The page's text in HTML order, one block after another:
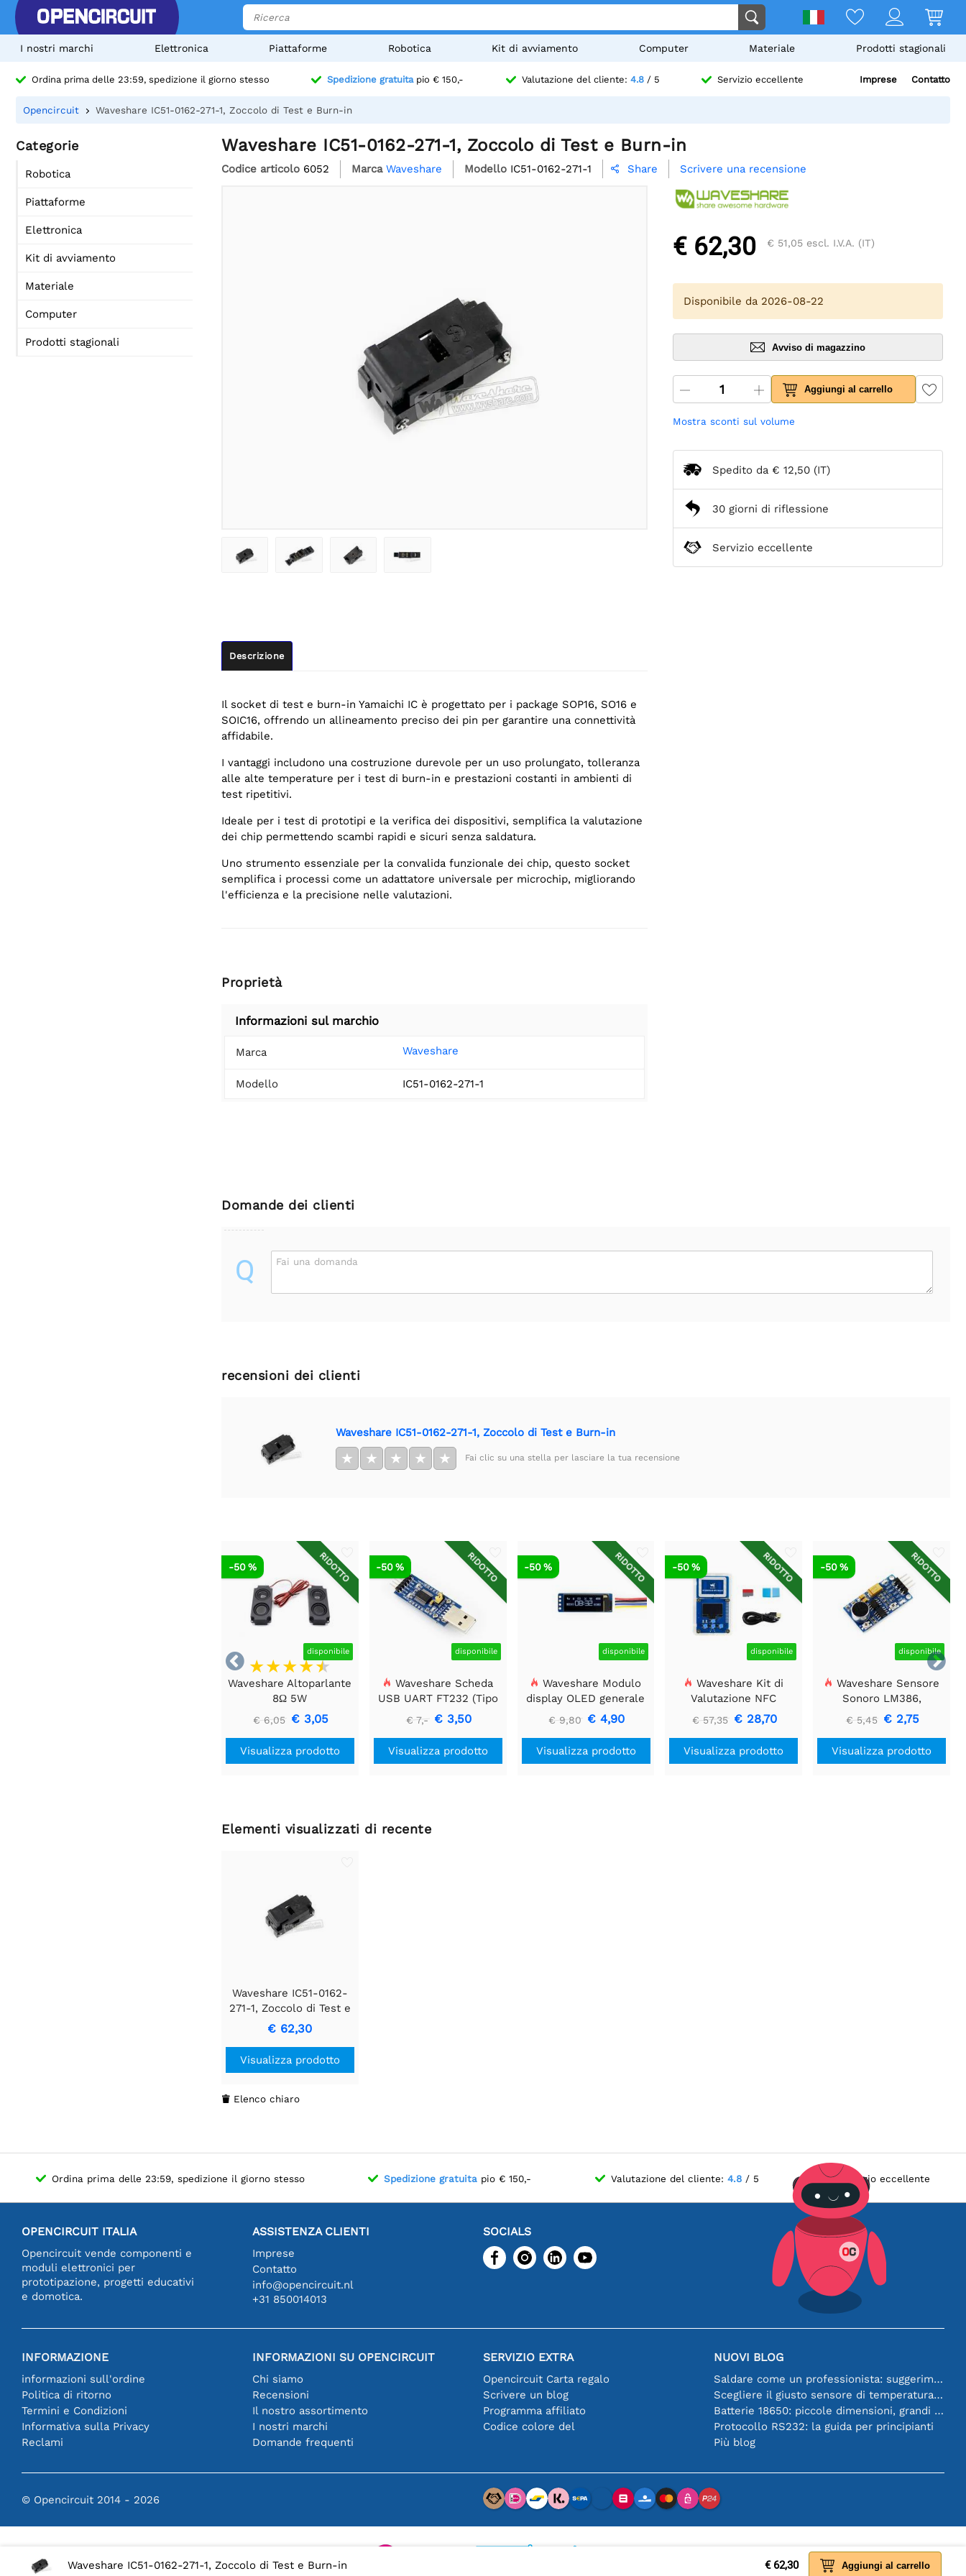
I nostri marchi Elettronica Piattaforme Robotica Kit di avviamento Computer Materiale Prodotti stagionali
Ordina prima delle 23:59, spedizione il giorno stesso Spedizione gratuitapio € 150,- Valutazione del cliente: 4.8/ 5 Servizio eccellente Imprese Contatto
Opencircuit Waveshare IC51-0162-271-1, Zoccolo di Test e Burn-in
Categorie
Robotica
Piattaforme
Elettronica
Kit di avviamento
Materiale
Computer
Prodotti stagionali
Waveshare IC51-0162-271-1, Zoccolo di Test e Burn-in
Codice articolo 6052 Marca Waveshare Modello IC51-0162-271-1  Share Scrivere una recensione
Descrizione
Il socket di test e burn-in Yamaichi IC è progettato per i package SOP16, SO16 e
SOIC16, offrendo un allineamento preciso dei pin per garantire una connettività
affidabile.
I vantaggi includono una costruzione durevole per un uso prolungato, tolleranza
alle alte temperature per i test di burn-in e prestazioni costanti in ambienti di
test ripetitivi.
Ideale per i test di prototipi e la verifica dei dispositivi, semplifica la valutazione
dei chip permettendo scambi rapidi e sicuri senza saldatura.
Uno strumento essenziale per la convalida funzionale dei chip, questo socket
semplifica i processi come un adattatore universale per microchip, migliorando
l'efficienza e la precisione nelle valutazioni.
Proprietà
Informazioni sul marchio
Marca Waveshare
Modello IC51-0162-271-1
€ 62,30 € 51,05 escl. I.V.A. (IT)
Disponibile da 2026-08-22
Avviso di magazzino
Aggiungi al carrello
Waveshare IC51-0162-271-1, Zoccolo di Test e Burn-in € 62,30 Aggiungi al carrello
Mostra sconti sul volume
Spedito da € 12,50 (IT)
30 giorni di riflessione
Servizio eccellente
Domande dei clienti
Q Fai una domanda
recensioni dei clienti
Waveshare IC51-0162-271-1, Zoccolo di Test e Burn-in
★ ★ ★ ★ ★ Fai clic su una stella per lasciare la tua recensione


RIDOTTO
disponibile
-50 %
Waveshare Altoparlante
8Ω 5W
€ 6,05 € 3,05
Visualizza prodotto
RIDOTTO
disponibile
-50 %
Waveshare Scheda
USB UART FT232 (Tipo
A), Modulo di
Comunicazione USB a
TTL (UART)
€ 7,- € 3,50
Visualizza prodotto
RIDOTTO
disponibile
-50 %
Waveshare Modulo
display OLED generale
da 0,91 pollici, 128x32
€ 9,80 € 4,90
Visualizza prodotto
RIDOTTO
disponibile
-50 %
Waveshare Kit di
Valutazione NFC
ST25R3911B, Lettore
NFC + scheda TF + cavo
€ 57,35 € 28,70
Visualizza prodotto
RIDOTTO
disponibile
-50 %
Waveshare Sensore
Sonoro LM386,
Rilevatore di Suoni,
Compatibile con Arduino
€ 5,45 € 2,75
Visualizza prodotto
Elementi visualizzati di recente
Waveshare IC51-0162-
271-1, Zoccolo di Test e
Burn-in
€ 62,30
Visualizza prodotto
 Elenco chiaro
Ordina prima delle 23:59, spedizione il giorno stesso Spedizione gratuita pio € 150,- Valutazione del cliente: 4.8/ 5 Servizio eccellente
OPENCIRCUIT ITALIA
Opencircuit vende componenti e
moduli elettronici per
prototipazione, progetti educativi
e domotica.
ASSISTENZA CLIENTI
Imprese
Contatto
info@opencircuit.nl
+31 850014013
SOCIALS
INFORMAZIONE
informazioni sull'ordine
Politica di ritorno
Termini e Condizioni
Informativa sulla Privacy
Reclami
INFORMAZIONI SU OPENCIRCUIT
Chi siamo
Recensioni
Il nostro assortimento
I nostri marchi
Domande frequenti
SERVIZIO EXTRA
Opencircuit Carta regalo
Scrivere un blog
Programma affiliato
Codice colore del
NUOVI BLOG
Saldare come un professionista: suggerimenti per connessioni elettroniche perfette
Scegliere il giusto sensore di temperatura [youtube]
Batterie 18650: piccole dimensioni, grandi prestazioni
Protocollo RS232: la guida per principianti
Più blog
© Opencircuit 2014 - 2026